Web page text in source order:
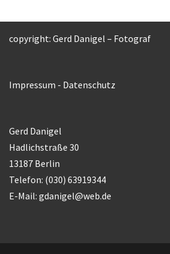
copyright: Gerd Danigel – Fotograf
Impressum - Datenschutz
Gerd Danigel
Hadlichstraße 30
13187 Berlin
Telefon: (030) 63919344
E-Mail: gdanigel@web.de